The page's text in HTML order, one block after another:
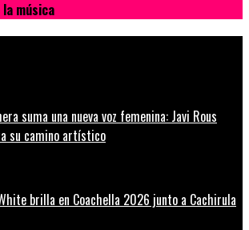
música
suma una nueva voz femenina: Javi Rous
su camino artístico
brilla en Coachella 2026 junto a Cachirula